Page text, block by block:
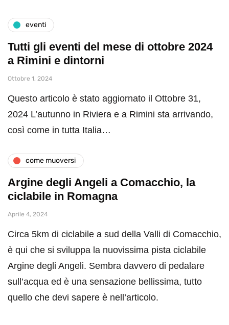
eventi
Tutti gli eventi del mese di ottobre 2024
a Rimini e dintorni
Ottobre 1, 2024
Questo articolo è stato aggiornato il Ottobre 31,
2024 L’autunno in Riviera e a Rimini sta arrivando,
così come in tutta Italia…
come muoversi
Argine degli Angeli a Comacchio, la
ciclabile in Romagna
Aprile 4, 2024
Circa 5km di ciclabile a sud della Valli di Comacchio,
è qui che si sviluppa la nuovissima pista ciclabile
Argine degli Angeli. Sembra davvero di pedalare
sull’acqua ed è una sensazione bellissima, tutto
quello che devi sapere è nell’articolo.